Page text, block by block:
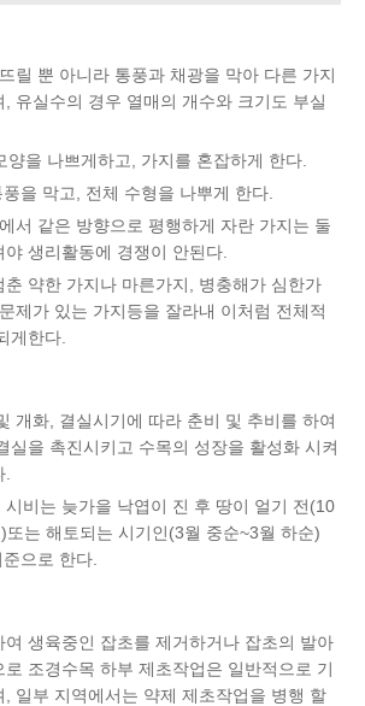
릴 뿐 아니라 통풍과 채광을 막아 다른 가지
유실수의 경우 열매의 개수와 크기도 부실
양을 나쁘게하고, 가지를 혼잡하게 한다.
을 막고, 전체 수형을 나뿌게 한다.
서 같은 방향으로 평행하게 자란 가지는 둘
생리활동에 경쟁이 안된다.
춘 약한 가지나 마른가지, 병충해가 심한가
제가 있는 가지등을 잘라내 이처럼 전체적
게한다.
개화, 결실시기에 따라 춘비 및 추비를 하여
실을 촉진시키고 수목의 성장을 활성화 시켜
시비는 늦가을 낙엽이 진 후 땅이 얼기 전(10
또는 해토되는 시기인(3월 중순~3월 하순)
으로 한다.
여 생육중인 잡초를 제거하거나 잡초의 발아
조경수목 하부 제초작업은 일반적으로 기
, 일부 지역에서는 약제 제초작업을 병행 할